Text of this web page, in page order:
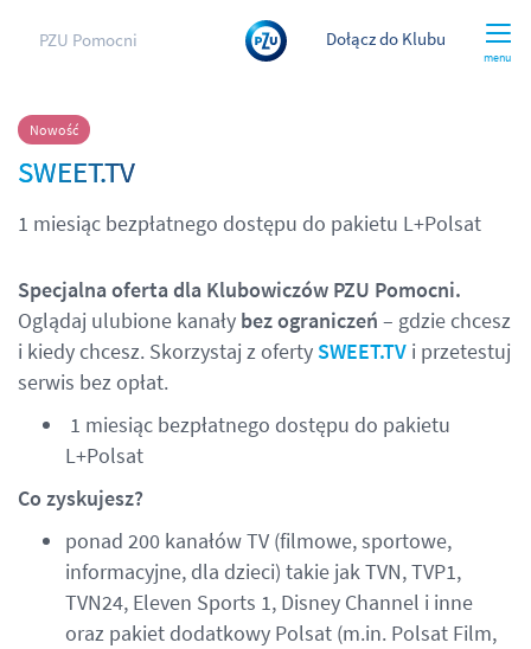
menu
PZU Pomocni Dołącz do Klubu
Nowość
SWEET.TV
1 miesiąc bezpłatnego dostępu do pakietu L+Polsat
Specjalna oferta dla Klubowiczów PZU Pomocni.
Oglądaj ulubione kanały bez ograniczeń – gdzie chcesz
i kiedy chcesz. Skorzystaj z oferty SWEET.TV i przetestuj
serwis bez opłat.
1 miesiąc bezpłatnego dostępu do pakietu
L+Polsat
Co zyskujesz?
ponad 200 kanałów TV (filmowe, sportowe,
informacyjne, dla dzieci) takie jak TVN, TVP1,
TVN24, Eleven Sports 1, Disney Channel i inne
oraz pakiet dodatkowy Polsat (m.in. Polsat Film,